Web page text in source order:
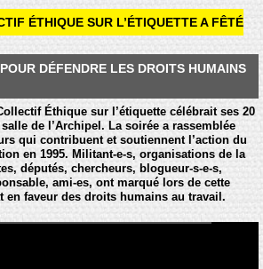
ÉTHIQUE SUR L’ÉTIQUETTE A FÊTÉ
DÉFENDRE LES DROITS HUMAINS
Éthique sur l’étiquette célébrait ses 20
de l’Archipel. La soirée a rassemblée
qui contribuent et soutiennent l’action du
en 1995. Militant-e-s, organisations de la
députés, chercheurs, blogueur-s-e-s,
ami-es, ont marqué lors de cette
en faveur des droits humains au travail.